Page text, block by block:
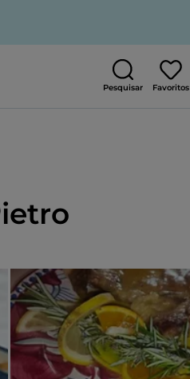
Pesquisar Favoritos